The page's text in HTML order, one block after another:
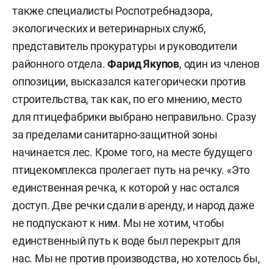
также специалисты Роспотребнадзора,
экологических и ветеринарных служб,
представитель прокуратуры и руководители
районного отдела.Фарид Якупов, один из членов
оппозиции, высказался категорически против
строительства, так как, по его мнению, место
для птицефабрики выбрано неправильно. Сразу
за пределами санитарно-защитной зоны
начинается лес. Кроме того, на месте будущего
птицекомплекса пролегает путь на речку. «Это
единственная речка, к которой у нас остался
доступ. Две речки сдали в аренду, и народ даже
не подпускают к ним. Мы не хотим, чтобы
единственный путь к воде был перекрыт для
нас. Мы не против производства, но хотелось бы,